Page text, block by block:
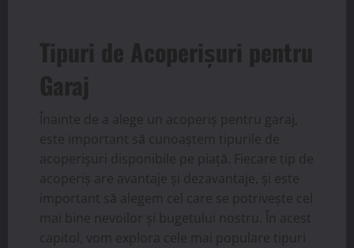
Tipuri de Acoperișuri pentru
Garaj
Înainte de a alege un acoperiș pentru garaj,
este important să cunoaștem tipurile de
acoperișuri disponibile pe piață. Fiecare tip de
acoperiș are avantaje și dezavantaje, și este
important să alegem cel care se potrivește cel
mai bine nevoilor și bugetului nostru. În acest
capitol, vom explora cele mai populare tipuri